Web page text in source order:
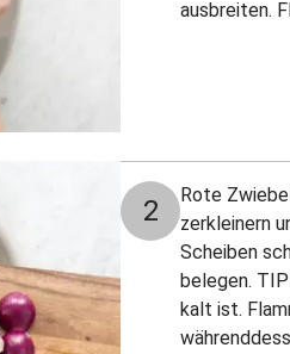
ausbreiten.
2
Rote
zerkleinern
Scheiben
belegen.
kalt ist.